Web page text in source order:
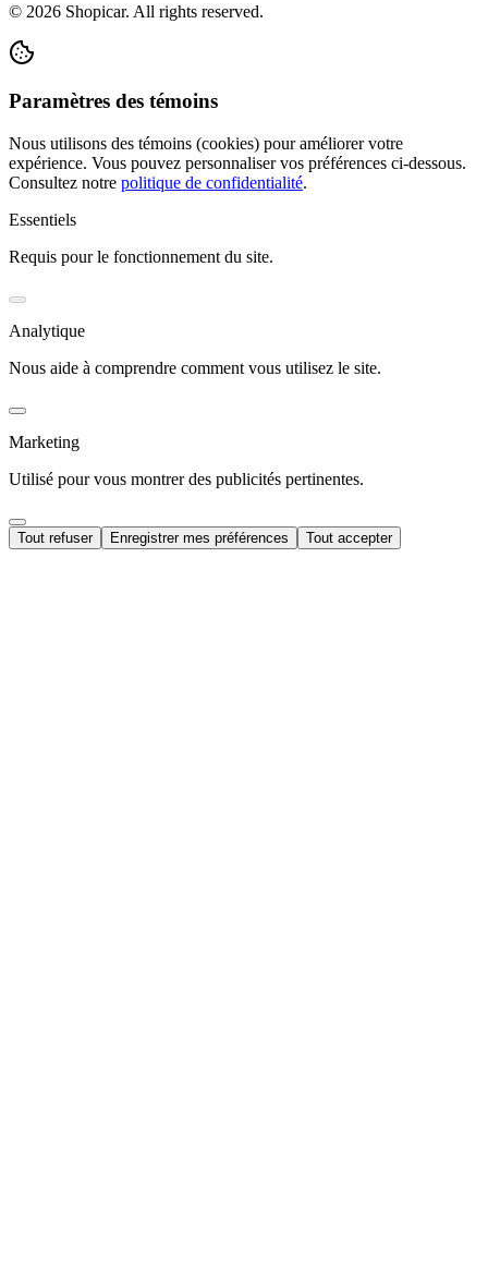
© 2026 Shopicar. All rights reserved.
Paramètres des témoins
Nous utilisons des témoins (cookies) pour améliorer votre
expérience. Vous pouvez personnaliser vos préférences ci-dessous.
Consultez notre politique de confidentialité.
Essentiels
Requis pour le fonctionnement du site.
Analytique
Nous aide à comprendre comment vous utilisez le site.
Marketing
Utilisé pour vous montrer des publicités pertinentes.
Tout refuser Enregistrer mes préférences Tout accepter